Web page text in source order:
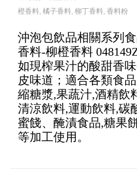
橙香料, 橘子香料, 柳丁香料, 香料粉
沖泡包飲品相關系列
香料-柳橙香料
如現榨果汁的酸甜香
皮味道；適合各類食
縮糖漿,果蔬汁,酒精飲
清涼飲料,運動飲料,碳
蜜餞、醃漬食品,糖果
等加工使用。